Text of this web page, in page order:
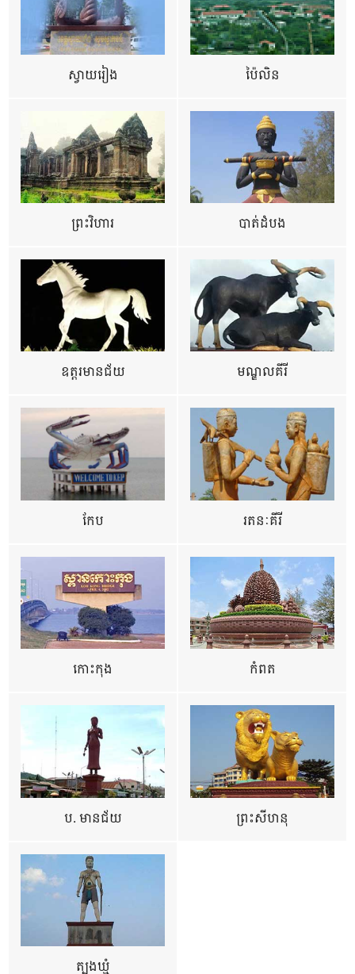
ស្វាយរៀង ប៉ៃលិន
ព្រះវិហារ បាត់ដំបង
ឧត្ដរមានជ័យ មណ្ឌលគីរី
កែប រតនៈគីរី
កោះកុង កំពត
ប. មានជ័យ ព្រះសីហនុ
ត្បូងឃ្មុំ